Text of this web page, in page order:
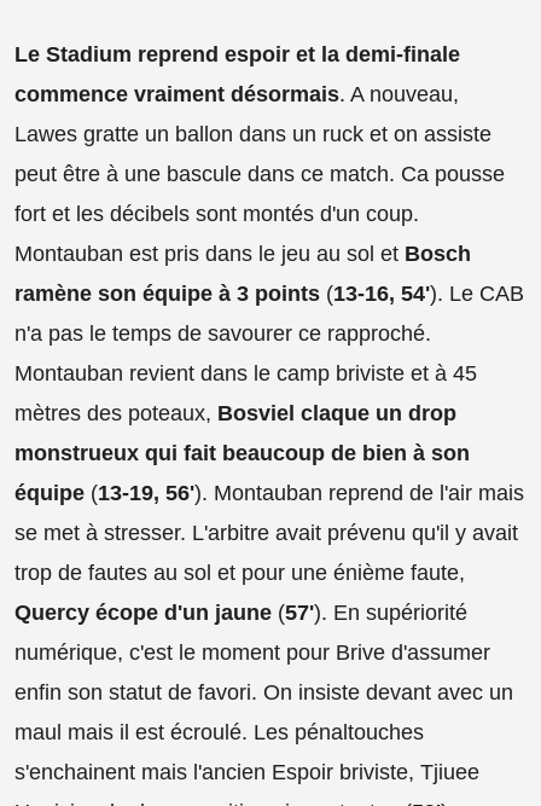
Le Stadium reprend espoir et la demi-finale
commence vraiment désormais. A nouveau,
Lawes gratte un ballon dans un ruck et on assiste
peut être à une bascule dans ce match. Ca pousse
fort et les décibels sont montés d'un coup.
Montauban est pris dans le jeu au sol et Bosch
ramène son équipe à 3 points (13-16, 54'). Le CAB
n'a pas le temps de savourer ce rapproché.
Montauban revient dans le camp briviste et à 45
mètres des poteaux, Bosviel claque un drop
monstrueux qui fait beaucoup de bien à son
équipe (13-19, 56'). Montauban reprend de l'air mais
se met à stresser. L'arbitre avait prévenu qu'il y avait
trop de fautes au sol et pour une énième faute,
Quercy écope d'un jaune (57'). En supériorité
numérique, c'est le moment pour Brive d'assumer
enfin son statut de favori. On insiste devant avec un
maul mais il est écroulé. Les pénaltouches
s'enchainent mais l'ancien Espoir briviste, Tjiuee